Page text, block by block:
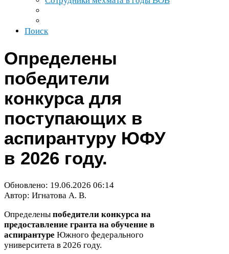
Поиск
Определены
победители
конкурса для
поступающих в
аспирантуру ЮФУ
в 2026 году.
Обновлено: 19.06.2026 06:14
Автор: Игнатова А. В.
Определены победители конкурса на
предоставление гранта на обучение в
аспирантуре Южного федерального
университета в 2026 году.